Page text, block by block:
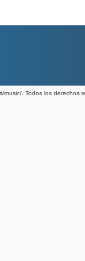
. Todos los derechos